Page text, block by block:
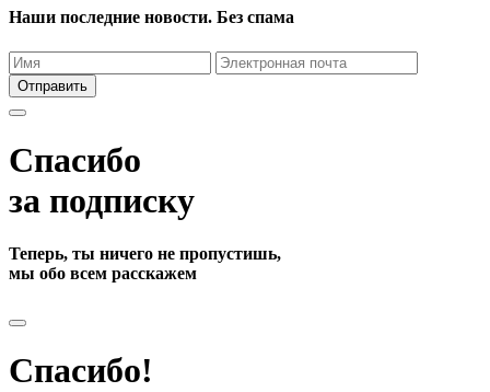
Наши последние новости. Без спама
Отправить
Спасибо
за подписку
Теперь, ты ничего не пропустишь,
мы обо всем расскажем
Спасибо!